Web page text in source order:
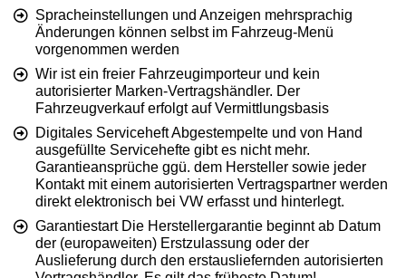
Spracheinstellungen und Anzeigen mehrsprachig
Änderungen können selbst im Fahrzeug-Menü
vorgenommen werden
Wir ist ein freier Fahrzeugimporteur und kein
autorisierter Marken-Vertragshändler. Der
Fahrzeugverkauf erfolgt auf Vermittlungsbasis
Digitales Serviceheft Abgestempelte und von Hand
ausgefüllte Servicehefte gibt es nicht mehr.
Garantieansprüche ggü. dem Hersteller sowie jeder
Kontakt mit einem autorisierten Vertragspartner werden
direkt elektronisch bei VW erfasst und hinterlegt.
Garantiestart Die Herstellergarantie beginnt ab Datum
der (europaweiten) Erstzulassung oder der
Auslieferung durch den erstausliefernden autorisierten